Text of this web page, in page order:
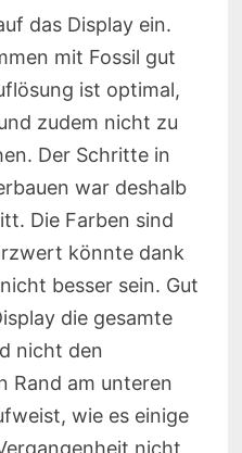
das Display ein.
mit Fossil gut
ist optimal,
zudem nicht zu
Der Schritte in
war deshalb
Die Farben sind
könnte dank
besser sein. Gut
die gesamte
nicht den
Rand am unteren
wie es einige
nicht